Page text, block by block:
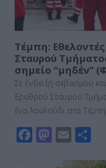
Τέμπη:
Σταυρού
σημείο “μηδέν”
Σε ένδειξη σεβασμού
Ερυθρού Σταυρού
ένα λουλούδι στα
F M E